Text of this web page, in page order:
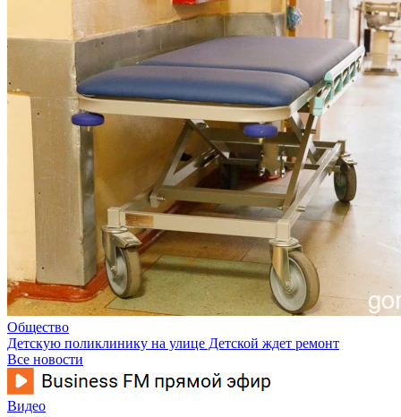
Общество
Детскую поликлинику на улице Детской ждет ремонт
Все новости
Видео